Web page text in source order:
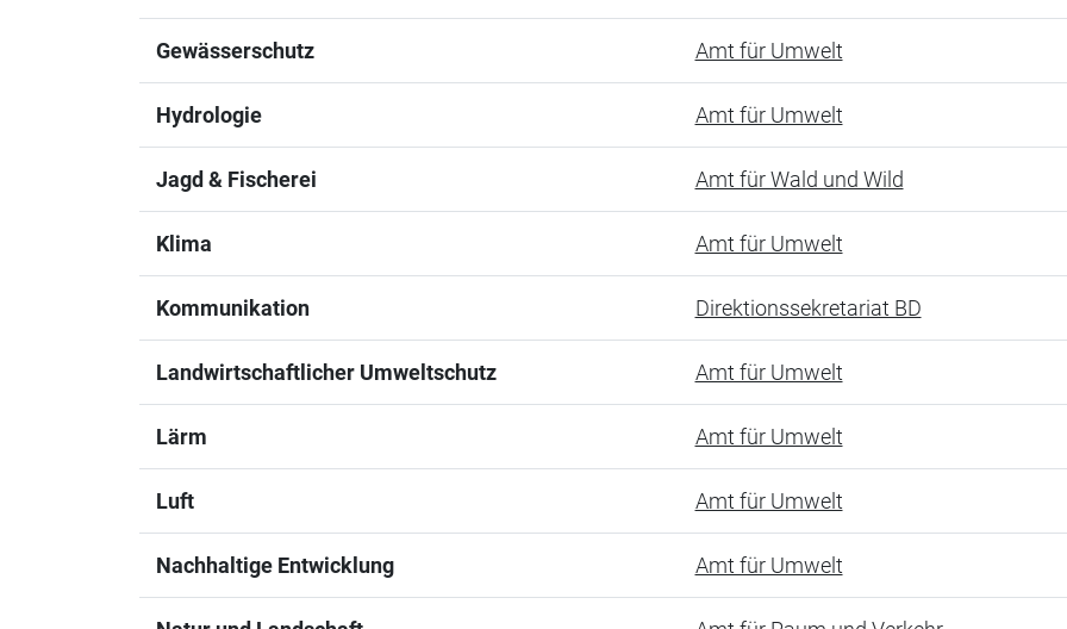
Gewässerschutz Amt für Umwelt
Hydrologie Amt für Umwelt
Jagd & Fischerei Amt für Wald und Wild
Klima Amt für Umwelt
Kommunikation Direktionssekretariat BD
Landwirtschaftlicher Umweltschutz Amt für Umwelt
Lärm Amt für Umwelt
Luft Amt für Umwelt
Nachhaltige Entwicklung Amt für Umwelt